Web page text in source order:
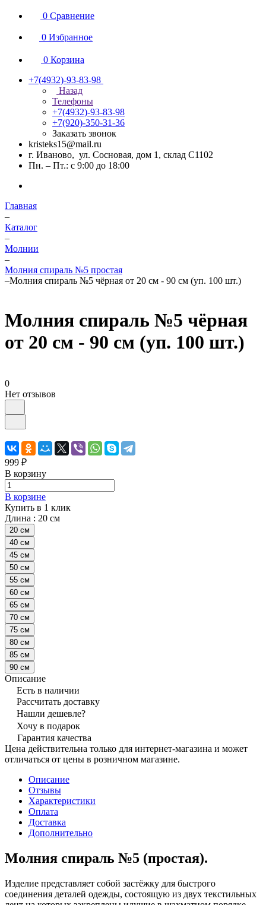
0 Сравнение
0 Избранное
0 Корзина
+7(4932)-93-83-98
Назад
Телефоны
+7(4932)-93-83-98
+7(920)-350-31-36
Заказать звонок
kristeks15@mail.ru
г. Иваново, ул. Сосновая, дом 1, склад С1102
Пн. – Пт.: с 9:00 до 18:00
Главная
–
Каталог
–
Молнии
–
Молния спираль №5 простая
–Молния спираль №5 чёрная от 20 см - 90 см (уп. 100 шт.)
Молния спираль №5 чёрная
от 20 см - 90 см (уп. 100 шт.)
0
Нет отзывов
999 ₽
В корзину
В корзине
Купить в 1 клик
Длина : 20 см
20 см
40 см
45 см
50 см
55 см
60 см
65 см
70 см
75 см
80 см
85 см
90 см
Описание
Есть в наличии
Рассчитать доставку
Нашли дешевле?
Хочу в подарок
Гарантия качества
Цена действительна только для интернет-магазина и может
отличаться от цены в розничном магазине.
Описание
Отзывы
Характеристики
Оплата
Доставка
Дополнительно
Молния спираль №5 (простая).
Изделие представляет собой застёжку для быстрого
соединения деталей одежды, состоящую из двух текстильных